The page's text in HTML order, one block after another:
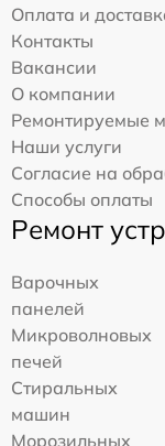
Оплата и
Контакты
Вакансии
О компании
Ремонтируемые
Наши услуги
Согласие на
Способы оплаты
Ремонт
Варочных
панелей
Микроволновых
печей
Стиральных
машин
Морозильных